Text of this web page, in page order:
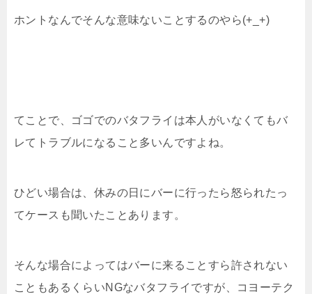
ホントなんでそんな意味ないことするのやら(+_+)
てことで、ゴゴでのバタフライは本人がいなくてもバ
レてトラブルになること多いんですよね。
ひどい場合は、休みの日にバーに行ったら怒られたっ
てケースも聞いたことあります。
そんな場合によってはバーに来ることすら許されない
こともあるくらいNGなバタフライですが、コヨーテク